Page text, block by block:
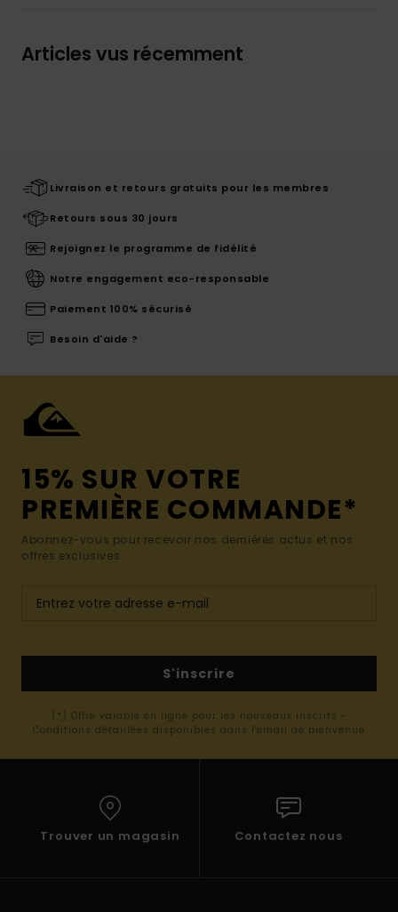
Articles vus récemment
Livraison et retours gratuits pour les membres
Retours sous 30 jours
Rejoignez le programme de fidélité
Notre engagement eco-responsable
Paiement 100% sécurisé
Besoin d'aide ?
15% SUR VOTRE
PREMIÈRE COMMANDE*
Abonnez-vous pour recevoir nos dernières actus et nos
offres exclusives.
S'inscrire
(*) Offre valable en ligne pour les nouveaux inscrits -
Conditions détaillées disponibles dans l'email de bienvenue
Trouver un magasin Contactez nous